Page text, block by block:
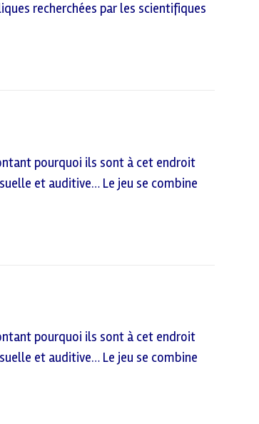
recherchées par les scientifiques
pourquoi ils sont à cet endroit
et auditive… Le jeu se combine
pourquoi ils sont à cet endroit
et auditive… Le jeu se combine